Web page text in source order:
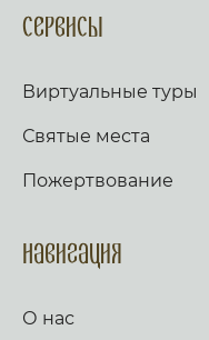
Сервисы
Виртуальные туры
Святые места
Пожертвование
Навигация
О нас